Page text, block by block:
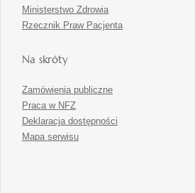
Ministerstwo Zdrowia
Rzecznik Praw Pacjenta
Na skróty
Zamówienia publiczne
Praca w NFZ
Deklaracja dostępności
Mapa serwisu